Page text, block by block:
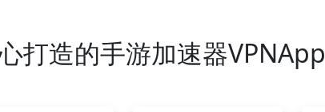
打造的手游加速器VPNApp